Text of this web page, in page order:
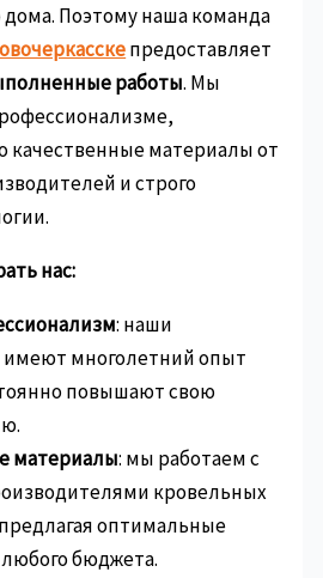
дома. Поэтому наша команда
предоставляет
работы. Мы
качественные материалы от
и строго
нас:
: наши
многолетний опыт
повышают свою
материалы: мы работаем с
кровельных
оптимальные
бюджета.